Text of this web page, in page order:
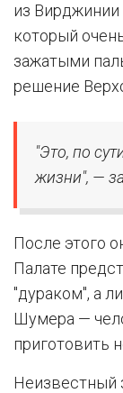
из
который
зажатыми
решение
"Это, по
жизни", —
После этого
Палате
"дураком", а
Шумера —
приготовить
Неизвестный